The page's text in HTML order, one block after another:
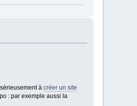
à créer un site
: par exemple aussi la